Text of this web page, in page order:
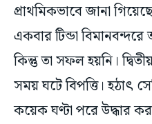
প্রাথমিকভাবে জানা
একবার টিন্ডা
কিন্তু তা সফল হয়নি।
সময় ঘটে বিপত্তি। হঠাৎ
কয়েক ঘণ্টা পরে উদ্ধার